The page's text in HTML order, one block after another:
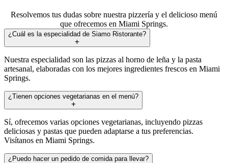
Resolvemos tus dudas sobre nuestra pizzería y el delicioso menú
que ofrecemos en Miami Springs.
¿Cuál es la especialidad de Siamo Ristorante?
Nuestra especialidad son las pizzas al horno de leña y la pasta
artesanal, elaboradas con los mejores ingredientes frescos en Miami
Springs.
¿Tienen opciones vegetarianas en el menú?
Sí, ofrecemos varias opciones vegetarianas, incluyendo pizzas
deliciosas y pastas que pueden adaptarse a tus preferencias.
Visítanos en Miami Springs.
¿Puedo hacer un pedido de comida para llevar?